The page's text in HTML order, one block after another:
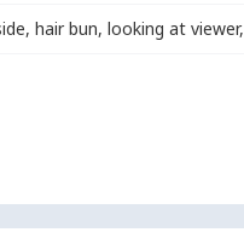
, hair bun, looking at viewer,